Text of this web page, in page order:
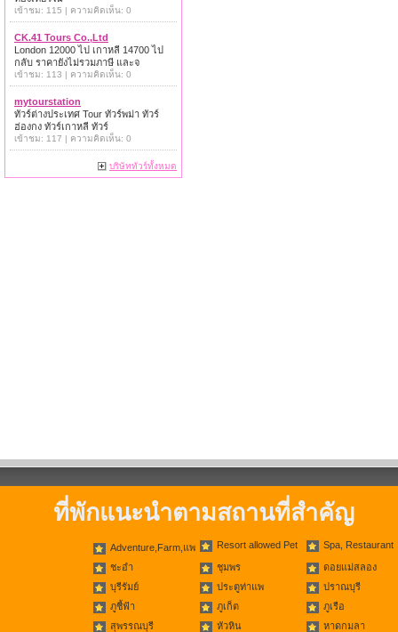
เข้าชม: 115 | ความคิดเห็น: 0
CK.41 Tours Co.,Ltd
London 12000 ไป เกาหลี 14700 ไป
กลับ ราคายังไม่รวมภาษี และจ
เข้าชม: 113 | ความคิดเห็น: 0
mytourstation
ทัวร์ต่างประเทศ Tour ทัวร์พม่า ทัวร์
ฮ่องกง ทัวร์เกาหลี ทัวร์
เข้าชม: 117 | ความคิดเห็น: 0
บริษัททัวร์ทั้งหมด
ที่พักแนะนำตามสถานที่สำคัญ
Adventure,Farm,แพ Resort allowed Pet Spa, Restaurant
ชะอำ ชุมพร
ดอยแม่สลอง
บุรีรัมย์
ประตูท่าแพ
ปราณบุรี
ภูชี้ฟ้า
ภูเก็ต
ภูเรือ
สุพรรณบุรี
หัวหิน
หาดกมลา